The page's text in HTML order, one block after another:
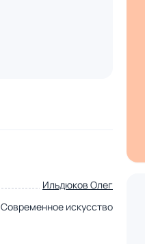
Ильдюков Олег
Современное искусство